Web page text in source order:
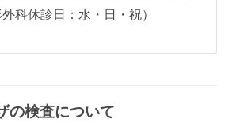
科休診日：水・日・祝）
の検査について